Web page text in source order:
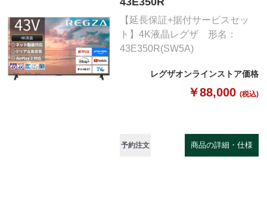
【延長保証+据付サービスセッ
ト】4K液晶レグザ 形名：
43E350R(SW5A)
レグザオンラインストア価格
￥88,000 (税込)
予約注文 商品の詳細・仕様